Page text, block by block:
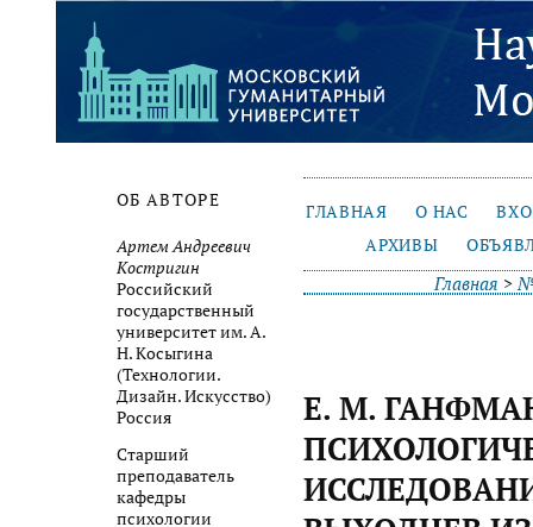
ОБ АВТОРЕ
Артем Андреевич
Костригин
Российский
государственный
университет им. А.
Н. Косыгина
(Технологии.
Дизайн. Искусство)
Россия
Старший
преподаватель
кафедры
психологии
ГЛАВНАЯ О НАС
АРХИВЫ
Главная >№
Е. М.